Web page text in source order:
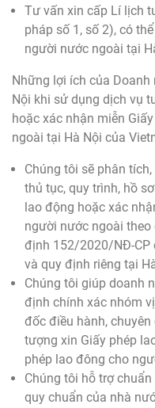
Tư vấn xin cấp Lí lịch
pháp số 1, số 2), có
người nước ngoài tại
Những lợi ích của Doanh
Nội khi sử dụng dịch vụ
hoặc xác nhận miễn
ngoài tại Hà Nội của
Chúng tôi sẽ phân
thủ tục, quy trình, hồ
lao động hoặc xác
người nước ngoài
định 152/2020/NĐ-CP
và quy định riêng tại
Chúng tôi giúp doanh
định chính xác nhóm
đốc điều hành,
tượng xin Giấy phép
phép lao đông cho
Chúng tôi hỗ trợ
quy chuẩn của nhà